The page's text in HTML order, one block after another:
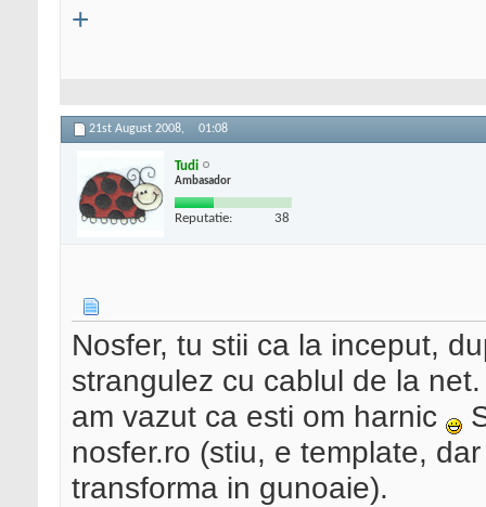
+
21st August 2008, 01:08
Tudi
Ambasador
Reputatie: 38
Nosfer, tu stii ca la inceput,
strangulez cu cablul de la
am vazut ca esti om harnic
nosfer.ro (stiu, e template,
transforma in gunoaie).